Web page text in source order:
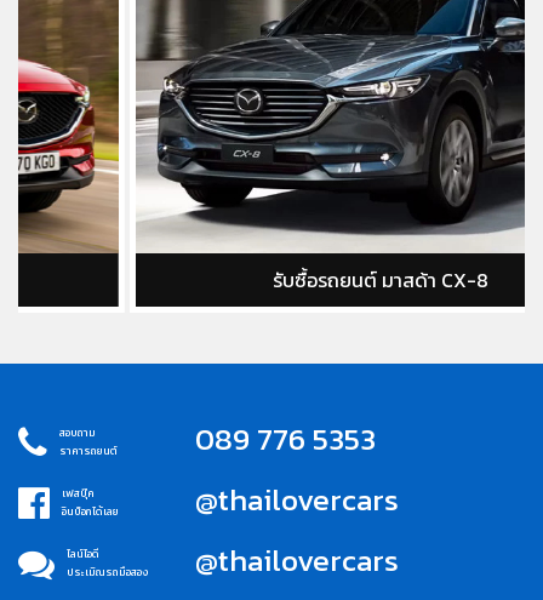
รับซื้อรถยนต์ มาสด้า CX-8
สอบถาม
ราคารถยนต์
089 776 5353
เฟสบุ๊ค
อินบ็อกได้เลย
@thailovercars
ไลน์ไอดี
ประเมิณรถมือสอง
@thailovercars